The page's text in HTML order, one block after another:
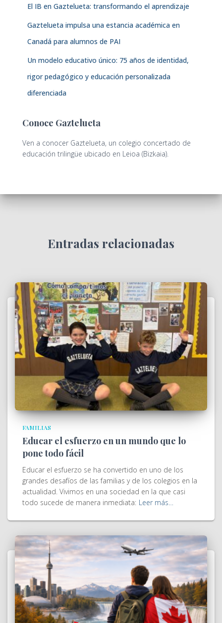
El IB en Gaztelueta: transformando el aprendizaje
Gaztelueta impulsa una estancia académica en
Canadá para alumnos de PAI
Un modelo educativo único: 75 años de identidad,
rigor pedagógico y educación personalizada
diferenciada
Conoce Gaztelueta
Ven a conocer Gaztelueta, un colegio concertado de
educación trilingüe ubicado en Leioa (Bizkaia).
Entradas relacionadas
FAMILIAS
Educar el esfuerzo en un mundo que lo
pone todo fácil
Educar el esfuerzo se ha convertido en uno de los
grandes desafíos de las familias y de los colegios en la
actualidad. Vivimos en una sociedad en la que casi
todo sucede de manera inmediata: Leer más…